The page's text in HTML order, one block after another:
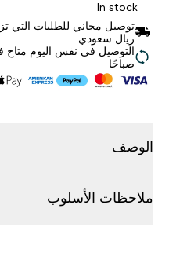
In stock
ريال سعودي
صباحًا
الوصف
ملاحظات الأسلوب